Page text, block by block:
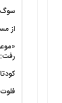
سوگ
از
رفت: